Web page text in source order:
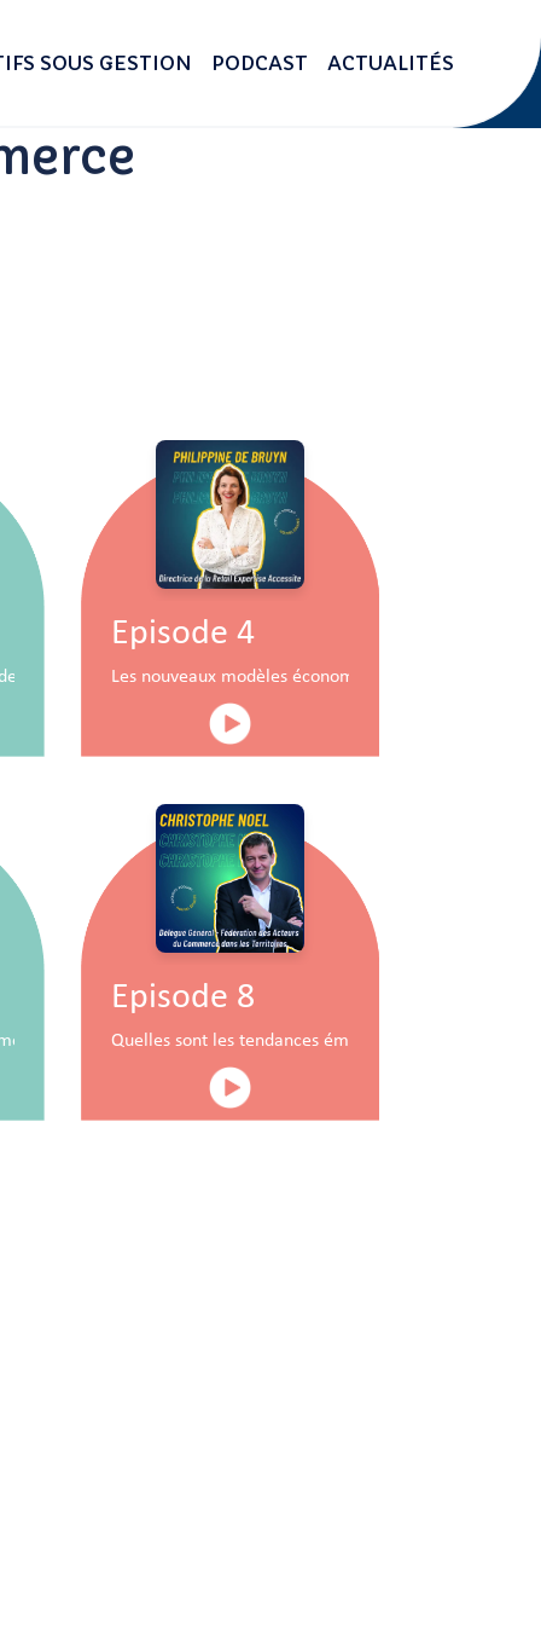
SOUS GESTION PODCAST ACTUALITÉS
commerce
Episode 4
Les nouveaux modèles économiques pour les centres
à travers la RSE
Episode 8
Quelles sont les tendances émergentes du commerce